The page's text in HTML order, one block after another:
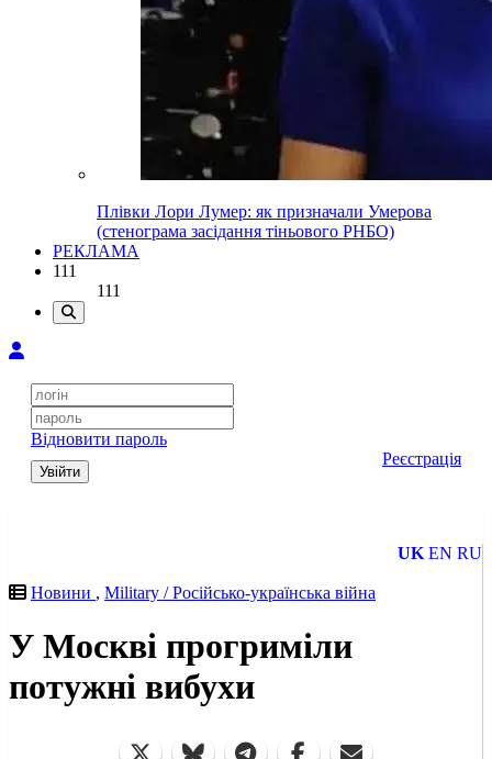
Плівки Лори Лумер: як призначали Умерова
(стенограма засідання тіньового РНБО)
РЕКЛАМА
111
111
Відновити пароль
Увійти
Реєстрація
UK EN RU
Новини , Military / Російсько-українська війна
У Москві прогриміли
потужні вибухи